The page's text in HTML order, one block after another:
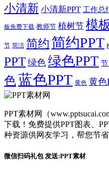
小清新 小清新PPT 工作总
板免费下载 教师节 植树节 模板
节 简洁 简约 简约PPT
PPT 绿色 绿色PPT 节
色蓝色PPT 黄色 黄色
PPT素材网（
下载！免费提供PPT图表、
种资源供网友学习，帮您节省
微信扫码礼包 发送:PPT素材